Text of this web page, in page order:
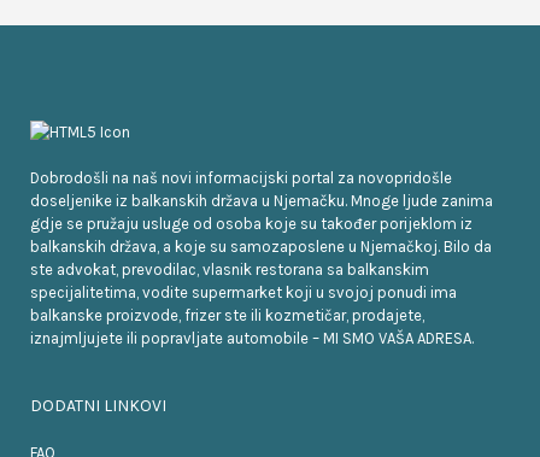
Dobrodošli na naš novi informacijski portal za novopridošle
doseljenike iz balkanskih država u Njemačku. Mnoge ljude zanima
gdje se pružaju usluge od osoba koje su također porijeklom iz
balkanskih država, a koje su samozaposlene u Njemačkoj. Bilo da
ste advokat, prevodilac, vlasnik restorana sa balkanskim
specijalitetima, vodite supermarket koji u svojoj ponudi ima
balkanske proizvode, frizer ste ili kozmetičar, prodajete,
iznajmljujete ili popravljate automobile – MI SMO VAŠA ADRESA.
DODATNI LINKOVI
FAQ